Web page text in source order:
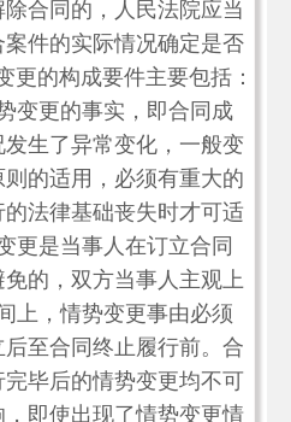
合同的，人民法院应当
件的实际情况确定是否
更的构成要件主要包括：
变更的事实，即合同成
生了异常变化，一般变
的适用，必须有重大的
法律基础丧失时才可适
更是当事人在订立合同
的，双方当事人主观上
上，情势变更事由必须
至合同终止履行前。合
毕后的情势变更均不可
即使出现了情势变更情